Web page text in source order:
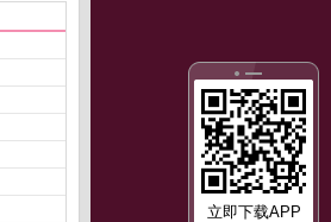
立即下载APP